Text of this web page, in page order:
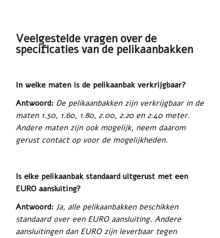
Veelgestelde vragen over de
specificaties van de pelikaanbakken
In welke maten is de pelikaanbak verkrijgbaar?
Antwoord: De pelikaanbakken zijn verkrijgbaar in de
maten 1.50, 1.60, 1.80, 2.00, 2.20 en 2.40 meter.
Andere maten zijn ook mogelijk, neem daarom
gerust contact op voor de mogelijkheden.
Is elke pelikaanbak standaard uitgerust met een
EURO aansluiting?
Antwoord: Ja, alle pelikaanbakken beschikken
standaard over een EURO aansluiting. Andere
aansluitingen dan EURO zijn leverbaar tegen